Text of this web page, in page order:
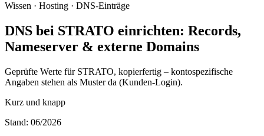
Wissen · Hosting · DNS-Einträge
DNS bei STRATO einrichten: Records,
Nameserver & externe Domains
Geprüfte Werte für STRATO, kopierfertig – kontospezifische
Angaben stehen als Muster da (Kunden-Login).
Kurz und knapp
Stand: 06/2026